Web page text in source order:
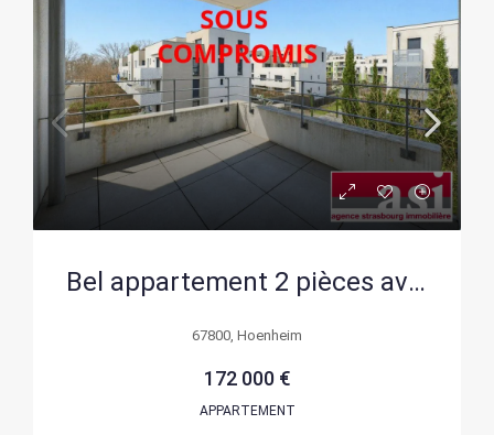
Bel appartement 2 pièces avec balcon et parking à Hoenheim
67800, Hoenheim
172 000 €
APPARTEMENT